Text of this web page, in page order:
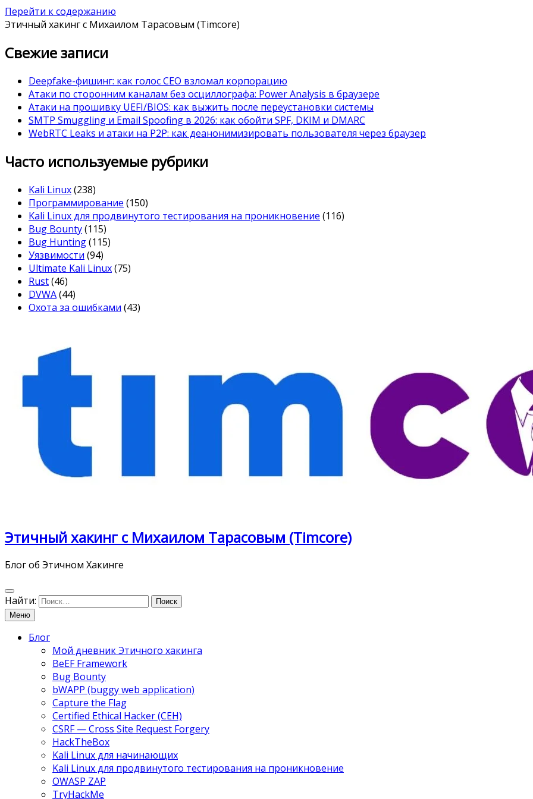
Перейти к содержанию
Этичный хакинг с Михаилом Тарасовым (Timcore)
Свежие записи
Deepfake-фишинг: как голос CEO взломал корпорацию
Атаки по сторонним каналам без осциллографа: Power Analysis в браузере
Атаки на прошивку UEFI/BIOS: как выжить после переустановки системы
SMTP Smuggling и Email Spoofing в 2026: как обойти SPF, DKIM и DMARC
WebRTC Leaks и атаки на P2P: как деанонимизировать пользователя через браузер
Часто используемые рубрики
Kali Linux(238)
Программирование (150)
Kali Linux для продвинутого тестирования на проникновение (116)
Bug Bounty(115)
Bug Hunting(115)
Уязвимости (94)
Ultimate Kali Linux(75)
Rust(46)
DVWA(44)
Охота за ошибками (43)
Этичный хакинг с Михаилом Тарасовым (Timcore)
Блог об Этичном Хакинге
Найти:
Меню
Блог
Мой дневник Этичного хакинга
BeEF Framework
Bug Bounty
bWAPP (buggy web application)
Capture the Flag
Certified Ethical Hacker (CEH)
CSRF — Cross Site Request Forgery
HackTheBox
Kali Linux для начинающих
Kali Linux для продвинутого тестирования на проникновение
OWASP ZAP
TryHackMe